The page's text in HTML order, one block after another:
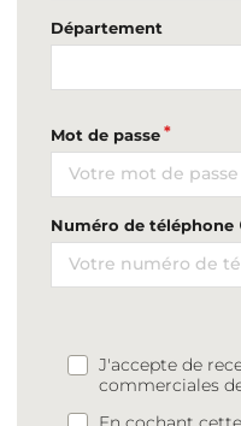
Département
Mot de passe
Numéro de téléphone
J'accepte de
commerciales